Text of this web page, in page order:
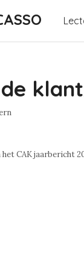
CAK jaarbericht